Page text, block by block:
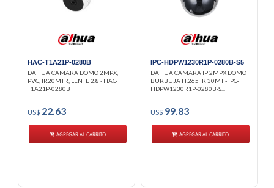
HAC-T1A21P-0280B
DAHUA CAMARA DOMO 2MPX,
PVC, IR20MTR, LENTE 2.8 - HAC-
T1A21P-0280B
US$ 22.63
AGREGAR AL CARRITO
IPC-HDPW1230R1P-0280B-S5
DAHUA CAMARA IP 2MPX DOMO
BURBUJA H.265 IR 30MT - IPC-
HDPW1230R1P-0280B-S...
US$99.83
AGREGAR AL CARRITO